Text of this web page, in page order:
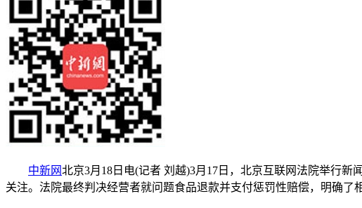
中新网北京3月18日电(记者 刘越)3月17日，北京互联网法院举行
关注。法院最终判决经营者就问题食品退款并支付惩罚性赔偿，明确了